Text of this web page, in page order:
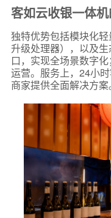
客如云收银一体机
独特优势包括模块化
升级处理器），以及
口，实现全场景数字
运营。服务上，24小
商家提供全面解决方案
*我的姓名
附加留言
我是老